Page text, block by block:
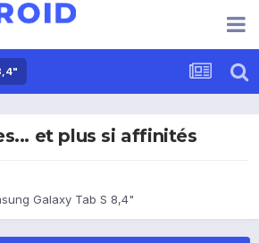
et plus si affinités
Galaxy Tab S 8,4"